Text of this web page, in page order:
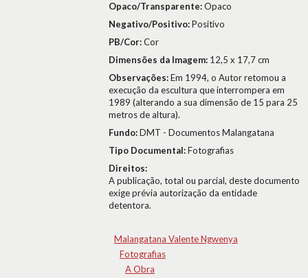
Opaco/Transparente:Opaco
Negativo/Positivo:Positivo
PB/Cor:Cor
Dimensões da Imagem: 12,5 x 17,7 cm
Observações:Em 1994, o Autor retomou a
execução da escultura que interrompera em
1989 (alterando a sua dimensão de 15 para 25
metros de altura).
Fundo:DMT - Documentos Malangatana
Tipo Documental:Fotografias
Direitos:
A publicação, total ou parcial, deste documento
exige prévia autorização da entidade
detentora.
Malangatana Valente Ngwenya
Fotografias
A Obra